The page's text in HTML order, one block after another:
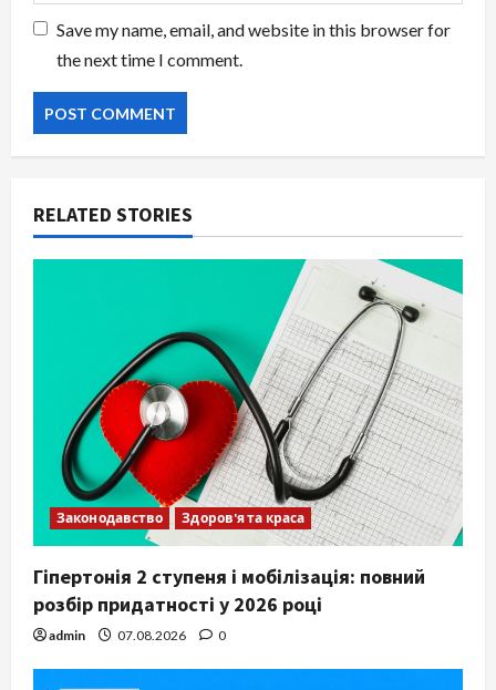
Save my name, email, and website in this browser for
the next time I comment.
RELATED STORIES
Законодавство Здоров'я та краса
Гіпертонія 2 ступеня і мобілізація: повний
розбір придатності у 2026 році
admin 07.08.2026 0